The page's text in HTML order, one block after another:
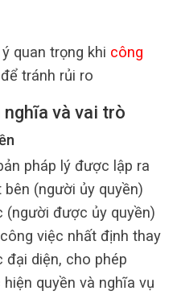
quan trọng khi công
để tránh rủi ro
nghĩa và vai trò
pháp lý được lập ra
(người ủy quyền)
(người được ủy quyền)
việc nhất định thay
đại diện, cho phép
quyền và nghĩa vụ